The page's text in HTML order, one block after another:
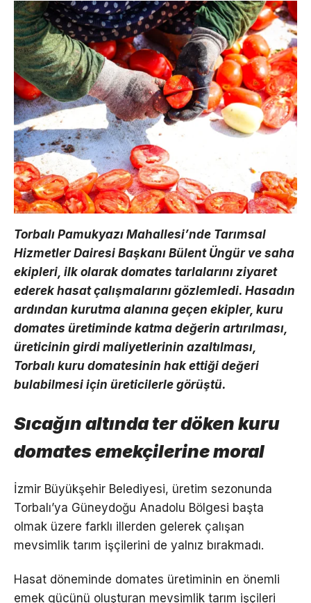
Torbalı Pamukyazı Mahallesi’nde Tarımsal
Hizmetler Dairesi Başkanı Bülent Üngür ve saha
ekipleri, ilk olarak domates tarlalarını ziyaret
ederek hasat çalışmalarını gözlemledi. Hasadın
ardından kurutma alanına geçen ekipler, kuru
domates üretiminde katma değerin artırılması,
üreticinin girdi maliyetlerinin azaltılması,
Torbalı kuru domatesinin hak ettiği değeri
bulabilmesi için üreticilerle görüştü.
Sıcağın altında ter döken kuru
domates emekçilerine moral
İzmir Büyükşehir Belediyesi, üretim sezonunda
Torbalı’ya Güneydoğu Anadolu Bölgesi başta
olmak üzere farklı illerden gelerek çalışan
mevsimlik tarım işçilerini de yalnız bırakmadı.
Hasat döneminde domates üretiminin en önemli
emek gücünü oluşturan mevsimlik tarım işçileri